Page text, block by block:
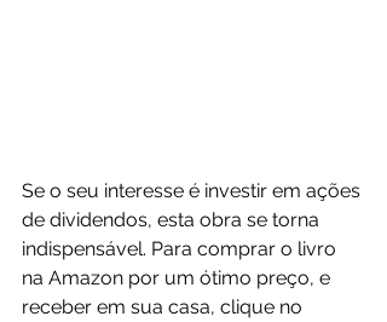
Se o seu interesse é investir em ações
de dividendos, esta obra se torna
indispensável. Para comprar o livro
na Amazon por um ótimo preço, e
receber em sua casa, clique no